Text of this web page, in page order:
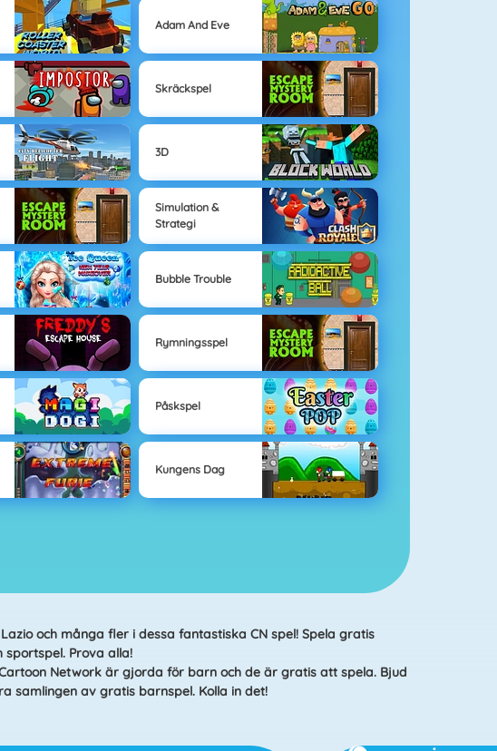
Adam And Eve
Skräckspel
3D
Simulation &
Strategi
Bubble Trouble
Rymningsspel
Påskspel
Kungens Dag
och många fler i dessa fantastiska CN spel! Spela gratis
sportspel. Prova alla!
Network är gjorda för barn och de är gratis att spela. Bjud
samlingen av gratis barnspel. Kolla in det!